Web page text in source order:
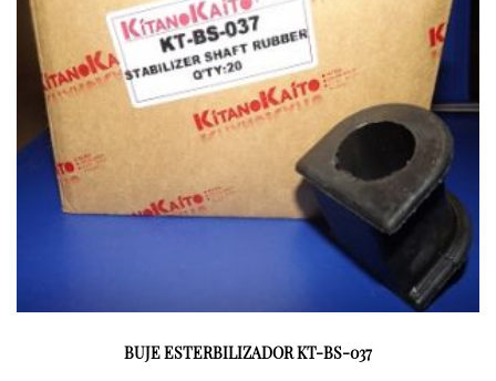
BUJE ESTERBILIZADOR KT-BS-037